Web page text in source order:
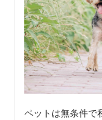
ペットは無条件で